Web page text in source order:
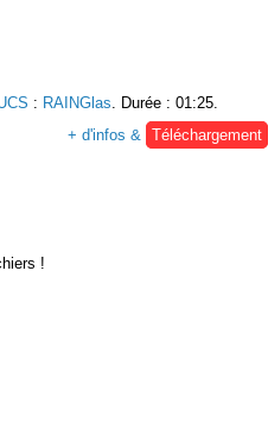
: RAINGlas. Durée : 01:25.
+ d'infos & Téléchargement
!